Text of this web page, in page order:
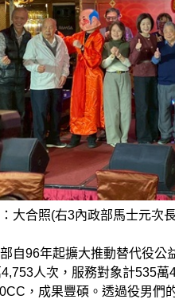
大合照(右3內政部馬士元次
自96年起擴大推動替代役公
人次，服務對象計535
，成果豐碩。透過役男們